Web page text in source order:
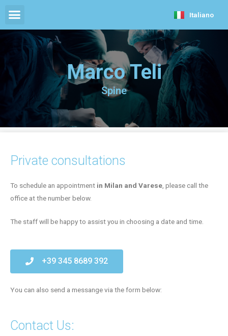
Italiano
Marco Teli
Spine
Private consultations
To schedule an appointment in Milan and Varese , please call the
office at the number below.
The staff will be happy to assist you in choosing a date and time.
+39 345 8689 392
You can also send a messange via the form below:
Contact Us: